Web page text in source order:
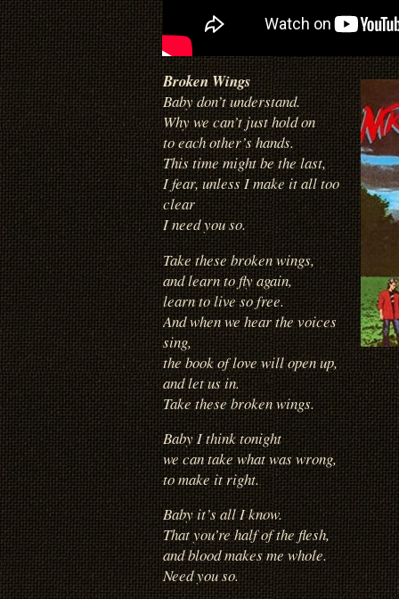
Broken Wings
Baby don’t understand.
Why we can’t just hold on
to each other’s hands.
This time might be the last,
I fear, unless I make it all too
clear
I need you so.
Take these broken wings,
and learn to fly again,
learn to live so free.
And when we hear the voices
sing,
the book of love will open up,
and let us in.
Take these broken wings.
Baby I think tonight
we can take what was wrong,
to make it right.
Baby it’s all I know.
That you’re half of the flesh,
and blood makes me whole.
Need you so.